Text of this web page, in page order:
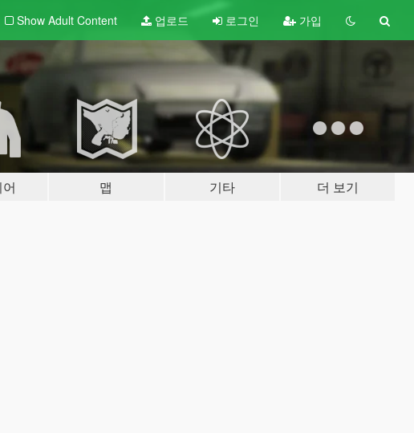
Show Adult Content 업로드 로그인 가입
맵 기타 더 보기